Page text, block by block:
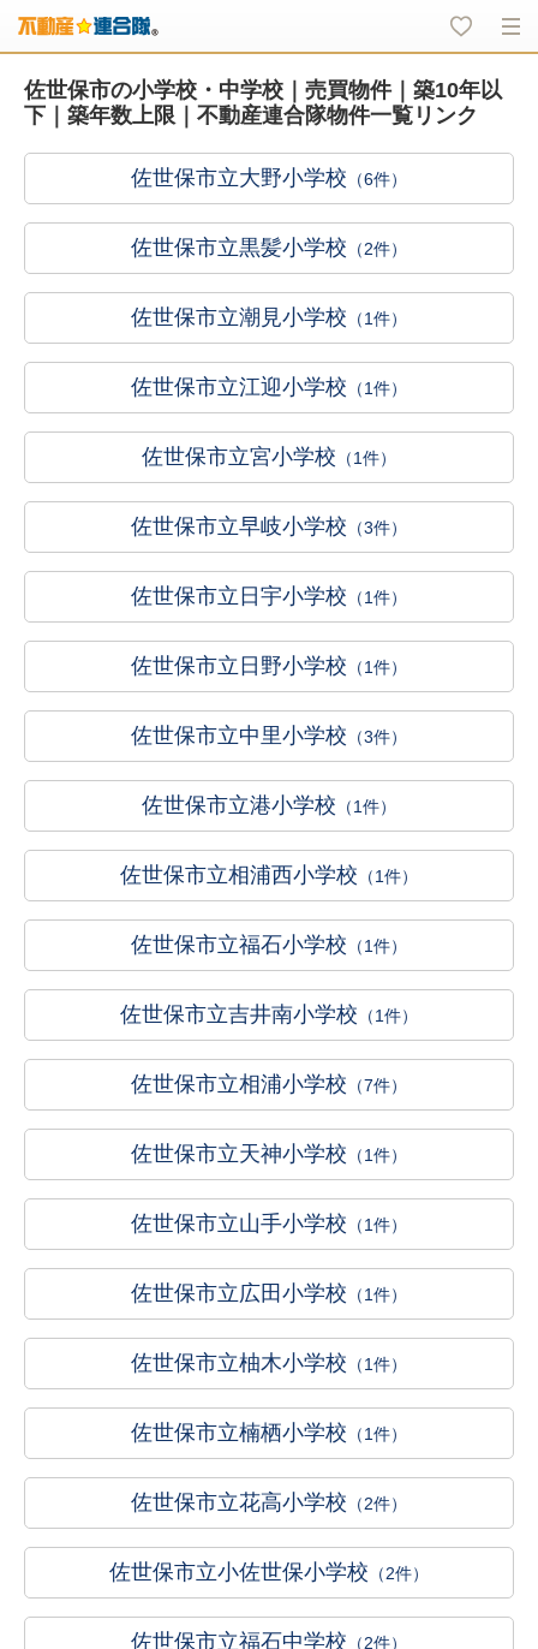
佐世保市の小学校・中学校｜売買物件｜築10年以
下｜築年数上限｜不動産連合隊物件一覧リンク
佐世保市立大野小学校 （6件）
佐世保市立黒髪小学校 （2件）
佐世保市立潮見小学校 （1件）
佐世保市立江迎小学校 （1件）
佐世保市立宮小学校 （1件）
佐世保市立早岐小学校 （3件）
佐世保市立日宇小学校 （1件）
佐世保市立日野小学校 （1件）
佐世保市立中里小学校 （3件）
佐世保市立港小学校 （1件）
佐世保市立相浦西小学校 （1件）
佐世保市立福石小学校 （1件）
佐世保市立吉井南小学校 （1件）
佐世保市立相浦小学校 （7件）
佐世保市立天神小学校 （1件）
佐世保市立山手小学校 （1件）
佐世保市立広田小学校 （1件）
佐世保市立柚木小学校 （1件）
佐世保市立楠栖小学校 （1件）
佐世保市立花高小学校 （2件）
佐世保市立小佐世保小学校 （2件）
佐世保市立福石中学校 （2件）